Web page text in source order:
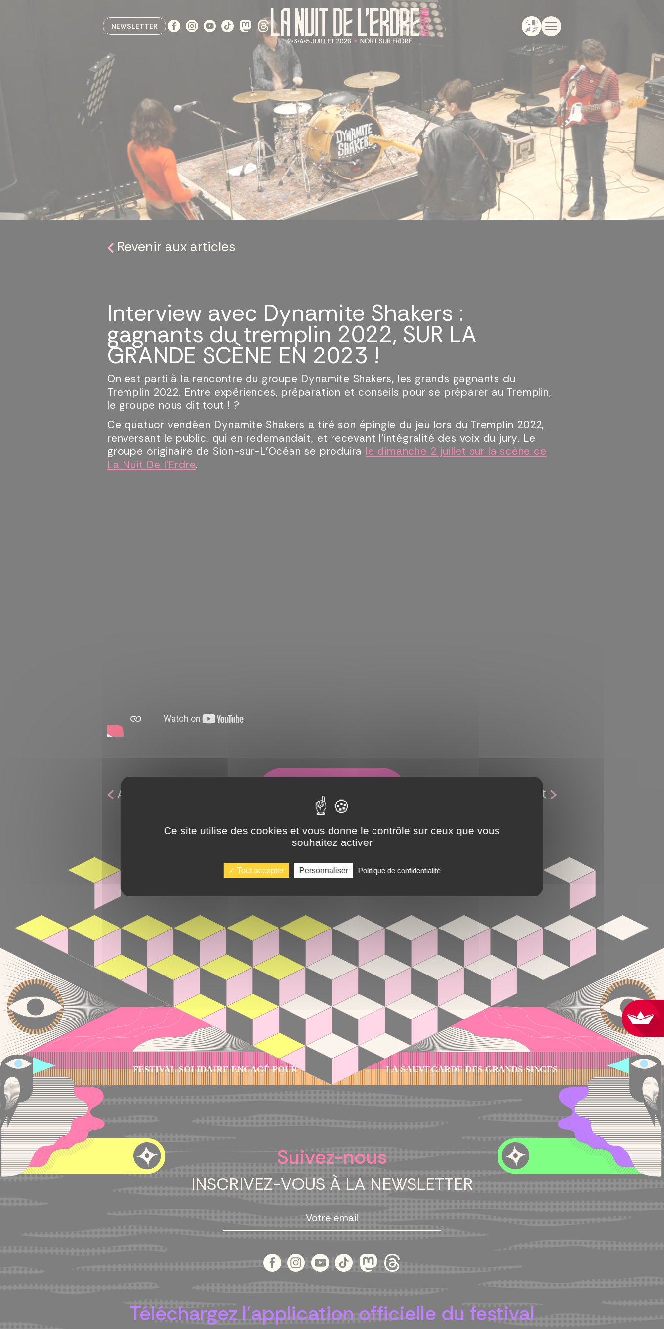
NEWSLETTER
Revenir aux articles
Interview avec Dynamite Shakers :
gagnants du tremplin 2022, SUR LA
GRANDE SCÈNE EN 2023 !
On est parti à la rencontre du groupe Dynamite Shakers, les grands gagnants du
Tremplin 2022. Entre expériences, préparation et conseils pour se préparer au Tremplin,
le groupe nous dit tout ! ?
Ce quatuor vendéen Dynamite Shakers a tiré son épingle du jeu lors du Tremplin 2022,
renversant le public, qui en redemandait, et recevant l’intégralité des voix du jury. Le
groupe originaire de Sion-sur-L’Océan se produira le dimanche 2 juillet sur la scène de
La Nuit De l’Erdre.
Article précédent L'ARTICLE Article suivant
Suivez-nous
INSCRIVEZ-VOUS À LA NEWSLETTER
Téléchargez l'application officielle du festival
Ce site utilise des cookies et vous donne le contrôle sur ceux que vous
souhaitez activer
Tout accepter Personnaliser Politique de confidentialité